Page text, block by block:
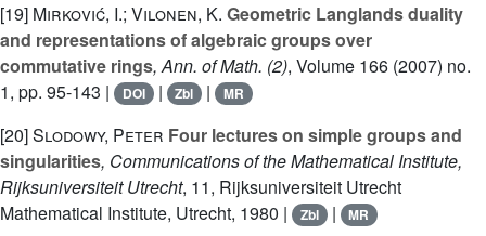
[19] Mirković, I.; Vilonen, K. Geometric Langlands duality
and representations of algebraic groups over
commutative rings, Ann. of Math. (2), Volume 166 (2007) no.
1, pp. 95-143 |
DOI | Zbl | MR
[20]Slodowy, Peter Four lectures on simple groups and
singularities, Communications of the Mathematical Institute,
Rijksuniversiteit Utrecht, 11, Rijksuniversiteit Utrecht
Mathematical Institute, Utrecht, 1980 |
Zbl | MR